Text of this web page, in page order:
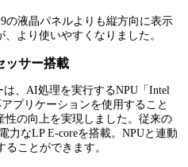
の液晶パネルよりも縦方向に表示
より使いやすくなりました。
サー搭載
、AI処理を実行するNPU「Intel
プリケーションを使用すること
性の向上を実現しました。従来の
力なLP E-coreを搭載。NPUと連動
ことができます。